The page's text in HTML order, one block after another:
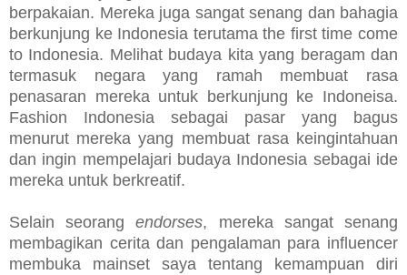
berpakaian. Mereka juga sangat senang dan bahagia
berkunjung ke Indonesia terutama the first time come
to Indonesia. Melihat budaya kita yang beragam dan
termasuk negara yang ramah membuat rasa
penasaran mereka untuk berkunjung ke Indoneisa.
Fashion Indonesia sebagai pasar yang bagus
menurut mereka yang membuat rasa keingintahuan
dan ingin mempelajari budaya Indonesia sebagai ide
mereka untuk berkreatif.
Selain seorangendorses, mereka sangat senang
membagikan cerita dan pengalaman para influencer
membuka mainset saya tentang kemampuan diri